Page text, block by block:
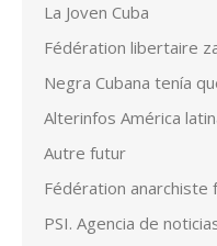
La Joven Cuba
Fédération libertaire
Negra Cubana tenía
Alterinfos América
Autre futur
Fédération anarchiste
PSI. Agencia de